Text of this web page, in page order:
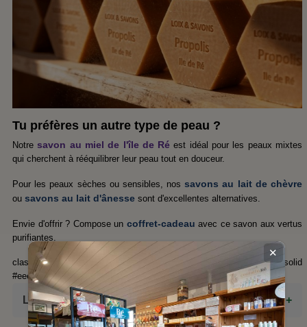
Tu préfères un autre type de peau ?
Notresavon au miel de l'île de Ré est idéal pour les peaux mixtes
qui cherchent à rééquilibrer leur peau tout en douceur.
Pour les peaux sèches ou sensibles, nossavons au lait de chèvre
ou savons au lait d'ânesse sont d'excellentes alternatives.
Envie d'offrir ? Compose un coffret-cadeau avec ce savon aux vertus
purifiantes.
class="sdr-inci-container" style="margin-top:30px; border-top:1px solid
#eee;">
Liste INCI / Ingrédients
✕